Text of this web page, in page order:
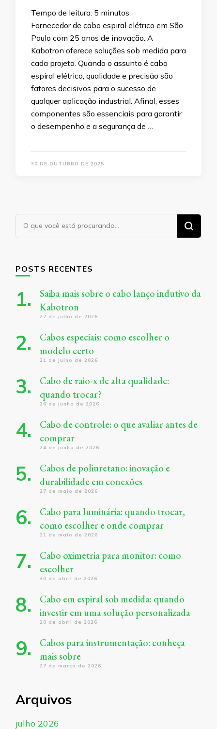
Tempo de leitura: 5 minutos
Fornecedor de cabo espiral elétrico em São
Paulo com 25 anos de inovação. A
Kabotron oferece soluções sob medida para
cada projeto. Quando o assunto é cabo
espiral elétrico, qualidade e precisão são
fatores decisivos para o sucesso de
qualquer aplicação industrial. Afinal, esses
componentes são essenciais para garantir
o desempenho e a segurança de …
30 DE OUTUBRO DE 2025
Procurando
algo?
POSTS RECENTES
Saiba mais sobre o cabo lanço indutivo da
Kabotron
27 de julho de 2026
Cabos especiais: como escolher o
modelo certo
21 de julho de 2026
Cabo de raio-x de alta qualidade:
quando trocar?
26 de junho de 2026
Cabo de controle: o que avaliar antes de
comprar
24 de junho de 2026
Cabos de poliuretano: inovação e
durabilidade em conexões
27 de maio de 2026
Cabo para luminária: quando trocar,
como escolher e onde comprar
21 de maio de 2026
Cabo oximetria para monitor: como
escolher
30 de abril de 2026
Cabo em espiral sob medida: quando
investir em uma solução personalizada
20 de abril de 2026
Cabos para instrumentação: conheça
mais sobre
27 de março de 2026
Arquivos
julho 2026